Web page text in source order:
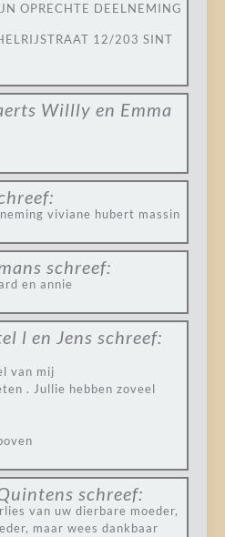
OPRECHTE DEELNEMING
12/203 SINT
Willly en Emma
viviane hubert massin
schreef:
en annie
l en Jens schreef:
van mij
. Jullie hebben zoveel
schreef:
van uw dierbare moeder,
maar wees dankbaar